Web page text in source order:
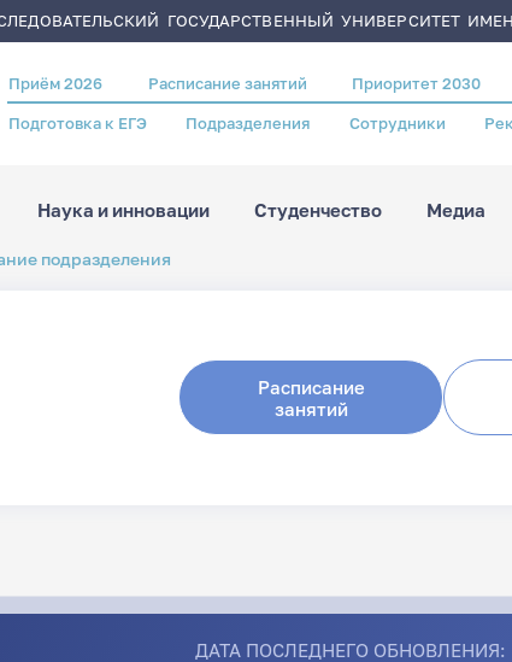
ГОСУДАРСТВЕННЫЙ УНИВЕРСИТЕТ
Header
menu
Приём 2026 Расписание занятий Приоритет 2030
Подготовка к ЕГЭ Подразделения Сотрудники
Наука и инновации Студенчество Медиа
подразделения
Расписание
занятий
ДАТА ПОСЛЕДНЕГО ОБНОВЛЕНИЯ: